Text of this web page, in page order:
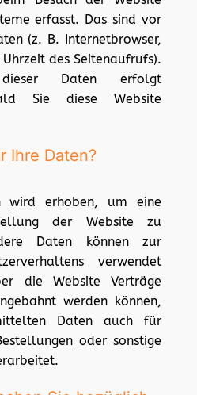
erfasst. Das sind vor
(z. B. Internetbrowser,
des Seitenaufrufs).
Daten erfolgt
Sie diese Website
Ihre Daten?
wird erhoben, um eine
der Website zu
Daten können zur
verwendet
die Website Verträge
werden können,
Daten auch für
oder sonstige